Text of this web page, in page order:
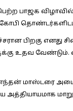
பாஜக
தொண்​டர்​களிடம்
பிறகு எனது
உதவ
மாஸ்டரை
அத்​தி​யாய​மாக